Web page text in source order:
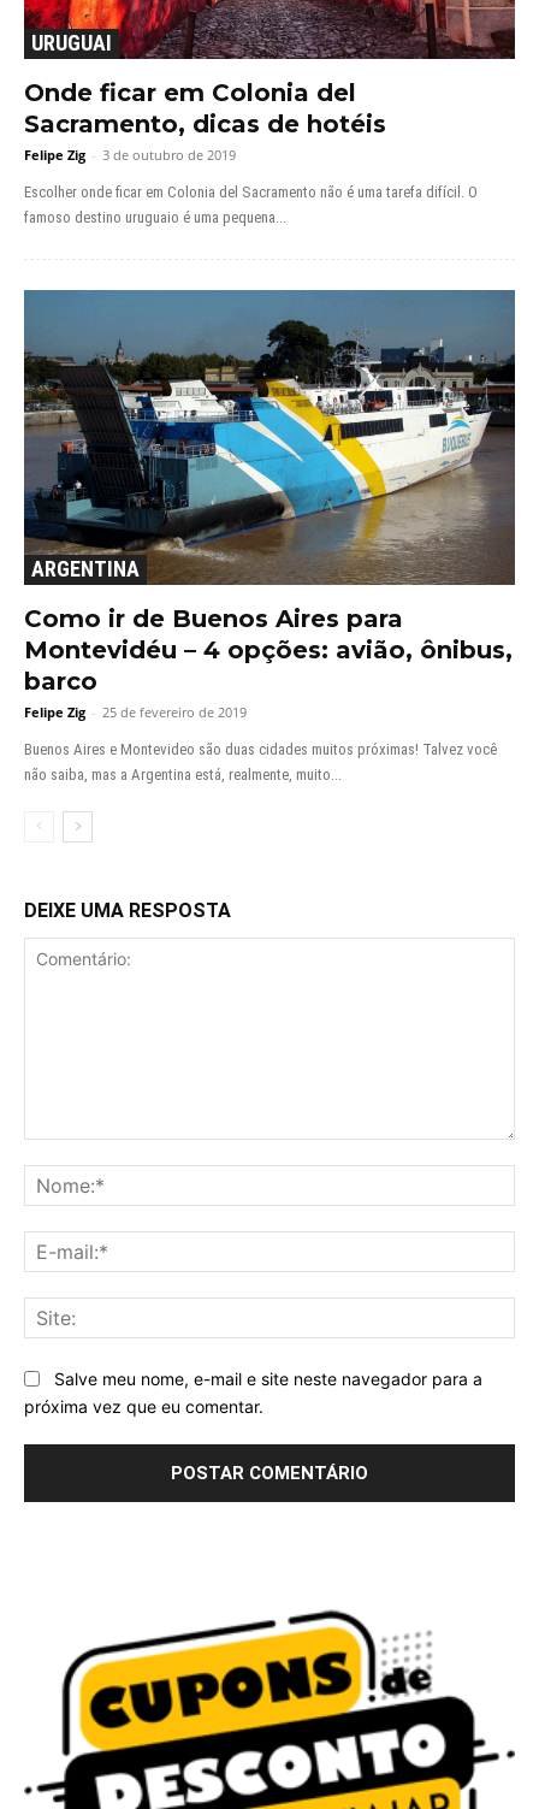
URUGUAI
Onde ficar em Colonia del
Sacramento, dicas de hotéis
Felipe Zig - 3 de outubro de 2019
Escolher onde ficar em Colonia del Sacramento não é uma tarefa difícil. O
famoso destino uruguaio é uma pequena...
ARGENTINA
Como ir de Buenos Aires para
Montevidéu – 4 opções: avião, ônibus,
barco
Felipe Zig - 25 de fevereiro de 2019
Buenos Aires e Montevideo são duas cidades muitos próximas! Talvez você
não saiba, mas a Argentina está, realmente, muito...
DEIXE UMA RESPOSTA
Salve meu nome, e-mail e site neste navegador para a
próxima vez que eu comentar.